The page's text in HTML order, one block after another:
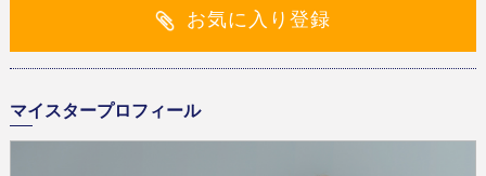
お気に入り登録
マイスタープロフィール